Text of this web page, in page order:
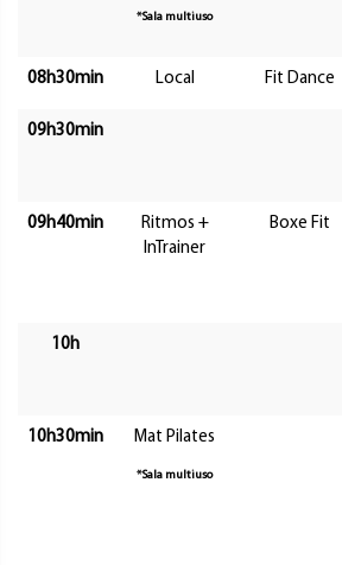
*Sala multiuso
08h30min Local Fit Dance
09h30min
09h40min
Ritmos +
InTrainer
Boxe Fit
10h
10h30min Mat Pilates
*Sala multiuso